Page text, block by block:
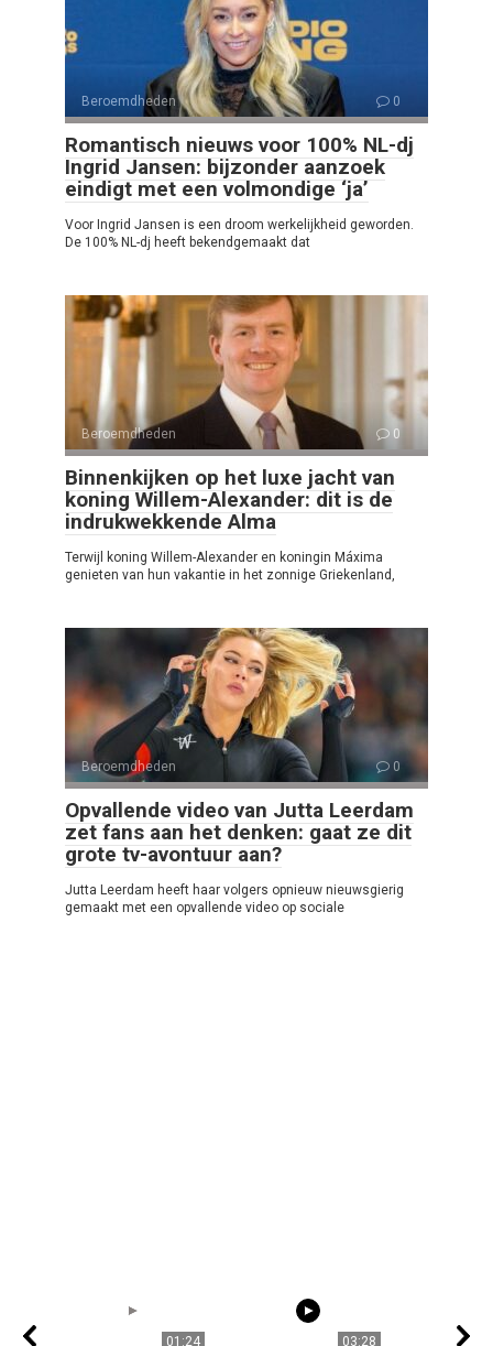
Beroemdheden 0
Romantisch nieuws voor 100% NL-dj
Ingrid Jansen: bijzonder aanzoek
eindigt met een volmondige ‘ja’
Voor Ingrid Jansen is een droom werkelijkheid geworden.
De 100% NL-dj heeft bekendgemaakt dat
Beroemdheden 0
Binnenkijken op het luxe jacht van
koning Willem-Alexander: dit is de
indrukwekkende Alma
Terwijl koning Willem-Alexander en koningin Máxima
genieten van hun vakantie in het zonnige Griekenland,
Beroemdheden 0
Opvallende video van Jutta Leerdam
zet fans aan het denken: gaat ze dit
grote tv-avontuur aan?
Jutta Leerdam heeft haar volgers opnieuw nieuwsgierig
gemaakt met een opvallende video op sociale
01:24 03:28